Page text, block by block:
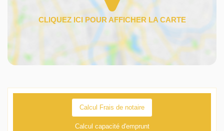
Calcul Frais de notaire
Calcul capacité d'emprunt